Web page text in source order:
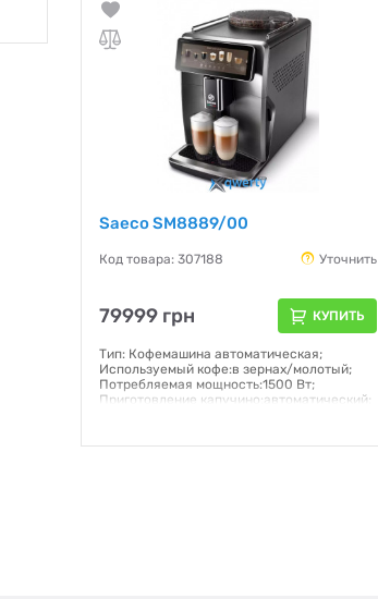
гостьовий Розмір (Ш х Г х В): 262 x 448 x
383 мм Колір: чорний
12 месяцев
Saeco SM8889/00
Код товара: 307188 Уточнить
79999 грн КУПИТЬ
Тип: Кофемашина автоматическая;
Используемый кофе:в зернах/молотый;
Потребляемая мощность:1500 Вт;
Приготовление капучино:автоматический;
Резервуар для молока:0,6 л; управление